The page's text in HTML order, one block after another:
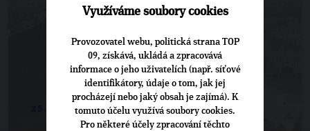
25. 4. 2023
Využíváme soubory cookies
Provozovatel webu, politická strana TOP
09, získává, ukládá a zpracovává
informace o jeho uživatelích (např. síťové
identifikátory, údaje o tom, jak jej
procházejí nebo jaký obsah je zajímá). K
tomuto účelu využívá soubory cookies.
Pro některé účely zpracování těchto